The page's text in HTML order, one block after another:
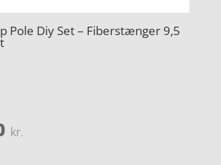
Pole Diy Set – Fiberstænger 9,5
kr.